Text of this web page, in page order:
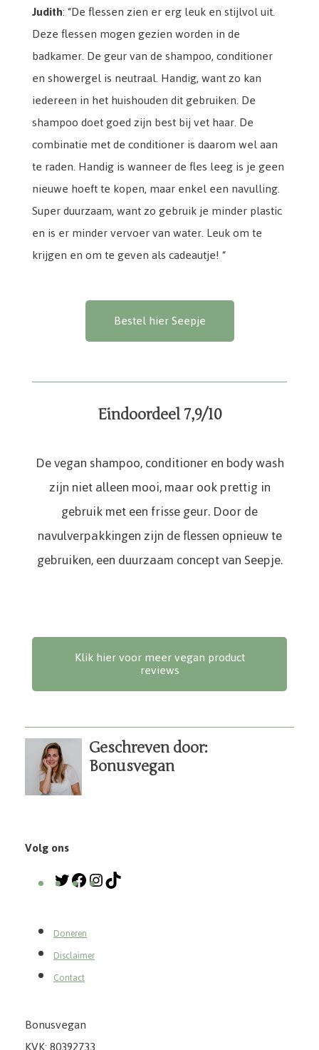
Judith: “De flessen zien er erg leuk en stijlvol uit.
Deze flessen mogen gezien worden in de
badkamer. De geur van de shampoo, conditioner
en showergel is neutraal. Handig, want zo kan
iedereen in het huishouden dit gebruiken. De
shampoo doet goed zijn best bij vet haar. De
combinatie met de conditioner is daarom wel aan
te raden. Handig is wanneer de fles leeg is je geen
nieuwe hoeft te kopen, maar enkel een navulling.
Super duurzaam, want zo gebruik je minder plastic
en is er minder vervoer van water. Leuk om te
krijgen en om te geven als cadeautje! “
Bestel hier Seepje
Eindoordeel 7,9/10
De vegan shampoo, conditioner en body wash
zijn niet alleen mooi, maar ook prettig in
gebruik met een frisse geur. Door de
navulverpakkingen zijn de flessen opnieuw te
gebruiken, een duurzaam concept van Seepje.
Klik hier voor meer vegan product
reviews
Geschreven door:
Bonusvegan
Volg ons
Doneren
Disclaimer
Contact
Bonusvegan